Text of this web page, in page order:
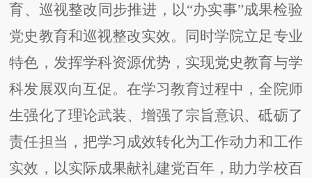
育、巡视整改同步推进，以“办实事”成果检验
党史教育和巡视整改实效。同时学院立足专业
特色，发挥学科资源优势，实现党史教育与学
科发展双向互促。在学习教育过程中，全院师
生强化了理论武装、增强了宗旨意识、砥砺了
责任担当，把学习成效转化为工作动力和工作
实效，以实际成果献礼建党百年，助力学校百